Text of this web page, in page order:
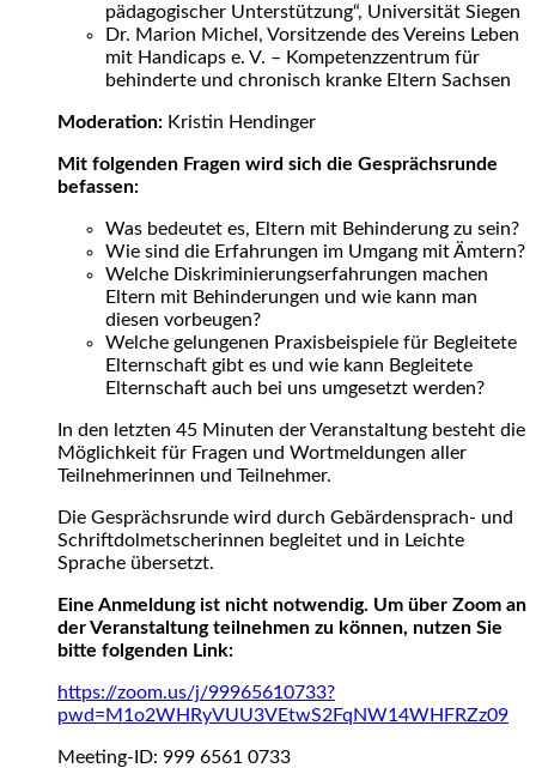
pädagogischer Unterstützung“, Universität Siegen
Dr. Marion Michel, Vorsitzende des Vereins Leben
mit Handicaps e. V. – Kompetenzzentrum für
behinderte und chronisch kranke Eltern Sachsen
Moderation: Kristin Hendinger
Mit folgenden Fragen wird sich die Gesprächsrunde
befassen:
Was bedeutet es, Eltern mit Behinderung zu sein?
Wie sind die Erfahrungen im Umgang mit Ämtern?
Welche Diskriminierungserfahrungen machen
Eltern mit Behinderungen und wie kann man
diesen vorbeugen?
Welche gelungenen Praxisbeispiele für Begleitete
Elternschaft gibt es und wie kann Begleitete
Elternschaft auch bei uns umgesetzt werden?
In den letzten 45 Minuten der Veranstaltung besteht die
Möglichkeit für Fragen und Wortmeldungen aller
Teilnehmerinnen und Teilnehmer.
Die Gesprächsrunde ­wird durch Gebärdensprach- und
Schriftdolmetscherinnen begleitet und in Leichte
Sprache übersetzt.
Eine Anmeldung ist nicht notwendig. Um über Zoom an
der Veranstaltung teilnehmen zu können, nutzen Sie
bitte folgenden Link:
https://zoom.us/j/99965610733?
pwd=M1o2WHRyVUU3VEtwS2FqNW14WHFRZz09
Meeting-ID: 999 6561 0733